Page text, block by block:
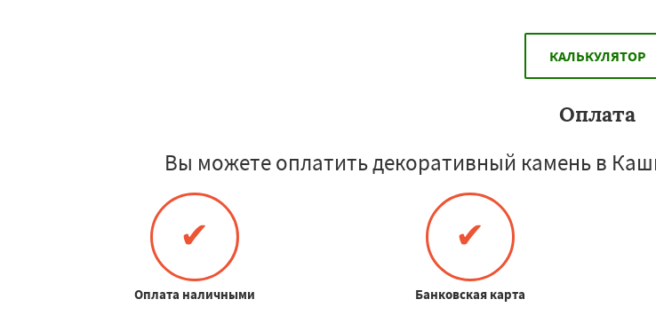
КАЛЬКУЛЯТОР
Оплата
Вы можете оплатить декоративный камень в
✔
Оплата наличными
✔
Банковская карта